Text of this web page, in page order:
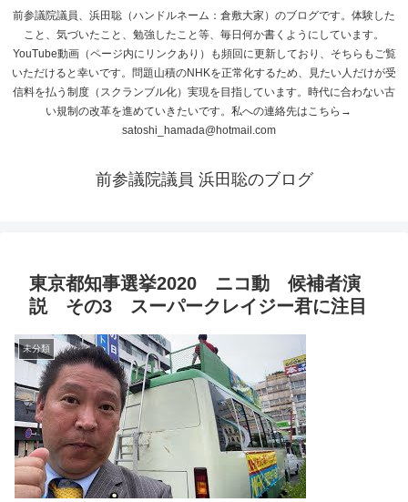
前参議院議員、浜田聡（ハンドルネーム：倉敷大家）のブログです。体験した
こと、気づいたこと、勉強したこと等、毎日何か書くようにしています。
YouTube動画（ページ内にリンクあり）も頻回に更新しており、そちらもご覧
いただけると幸いです。問題山積のNHKを正常化するため、見たい人だけが受
信料を払う制度（スクランブル化）実現を目指しています。時代に合わない古
い規制の改革を進めていきたいです。私への連絡先はこちら→
satoshi_hamada@hotmail.com
前参議院議員 浜田聡のブログ
東京都知事選挙2020 ニコ動 候補者演
説 その3 スーパークレイジー君に注目
未分類